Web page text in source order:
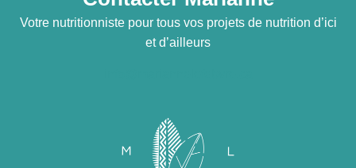
Votre nutritionniste pour tous vos projets de nutrition d’ici
et d’ailleurs